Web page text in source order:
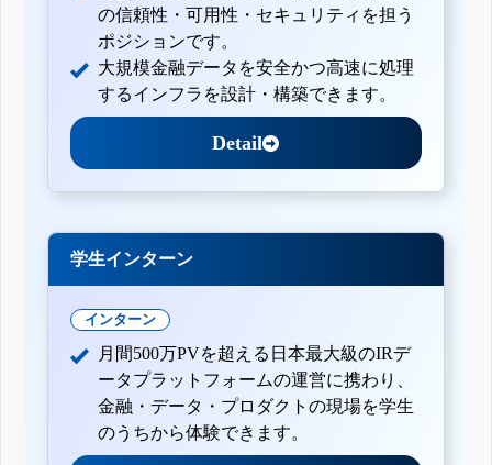
の信頼性・可用性・セキュリティを担う
ポジションです。
大規模金融データを安全かつ高速に処理
するインフラを設計・構築できます。
Detail
学生インターン
インターン
月間500万PVを超える日本最大級のIRデ
ータプラットフォームの運営に携わり、
金融・データ・プロダクトの現場を学生
のうちから体験できます。